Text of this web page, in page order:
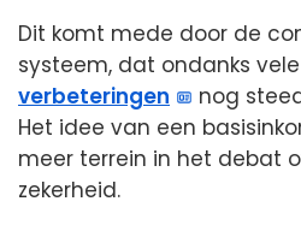
Dit komt mede door de
systeem, dat ondanks
verbeteringen
nog
Het idee van een
meer terrein in het debat
zekerheid.